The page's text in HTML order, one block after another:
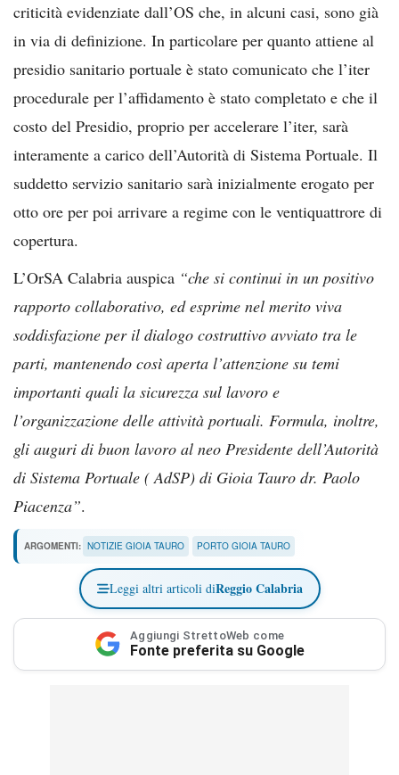
criticità evidenziate dall’OS che, in alcuni casi, sono già
in via di definizione. In particolare per quanto attiene al
presidio sanitario portuale è stato comunicato che l’iter
procedurale per l’affidamento è stato completato e che il
costo del Presidio, proprio per accelerare l’iter, sarà
interamente a carico dell’Autorità di Sistema Portuale. Il
suddetto servizio sanitario sarà inizialmente erogato per
otto ore per poi arrivare a regime con le ventiquattrore di
copertura.
L’OrSA Calabria auspica “che si continui in un positivo
rapporto collaborativo, ed esprime nel merito viva
soddisfazione per il dialogo costruttivo avviato tra le
parti, mantenendo così aperta l’attenzione su temi
importanti quali la sicurezza sul lavoro e
l’organizzazione delle attività portuali. Formula, inoltre,
gli auguri di buon lavoro al neo Presidente dell’Autorità
di Sistema Portuale ( AdSP) di Gioia Tauro dr. Paolo
Piacenza”.
ARGOMENTI: NOTIZIE GIOIA TAURO PORTO GIOIA TAURO
Leggi altri articoli diReggio Calabria
Aggiungi StrettoWeb come
Fonte preferita su Google